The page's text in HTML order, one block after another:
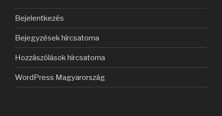
Bejelentkezés
Bejegyzések hírcsatorna
Hozzászólások hírcsatorna
WordPress Magyarország